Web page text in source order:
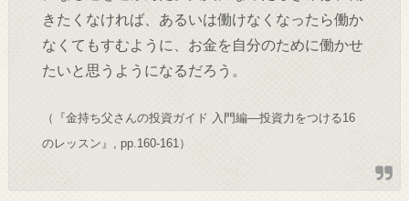
きたくなければ、あるいは働けなくなったら働か
なくてもすむように、お金を自分のために働かせ
たいと思うようになるだろう。
（『金持ち父さんの投資ガイド 入門編―投資力をつける16
のレッスン』, pp.160-161）